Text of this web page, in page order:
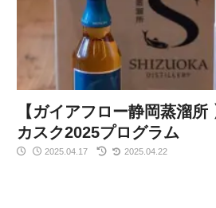
【ガイアフロー静岡蒸溜所
カスク2025プログラム
2025.04.17 2025.04.22